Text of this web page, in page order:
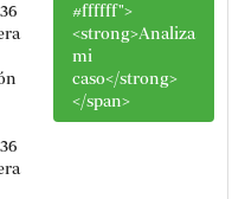
#ffffff">
<strong>Analiza
mi
caso</strong>
</span>